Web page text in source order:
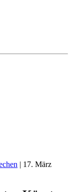
| 17. März